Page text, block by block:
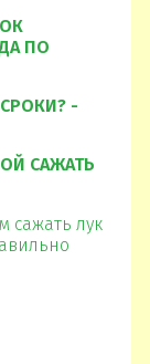
ПО
-
САЖАТЬ
сажать лук